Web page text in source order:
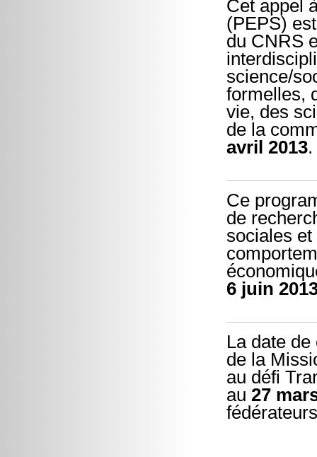
Cet appel
(PEPS)
du CNRS
science/
formelles,
vie, des
de la
avril 2013.
Ce
de
sociales
6 juin
La date
de la
au défi
au 27